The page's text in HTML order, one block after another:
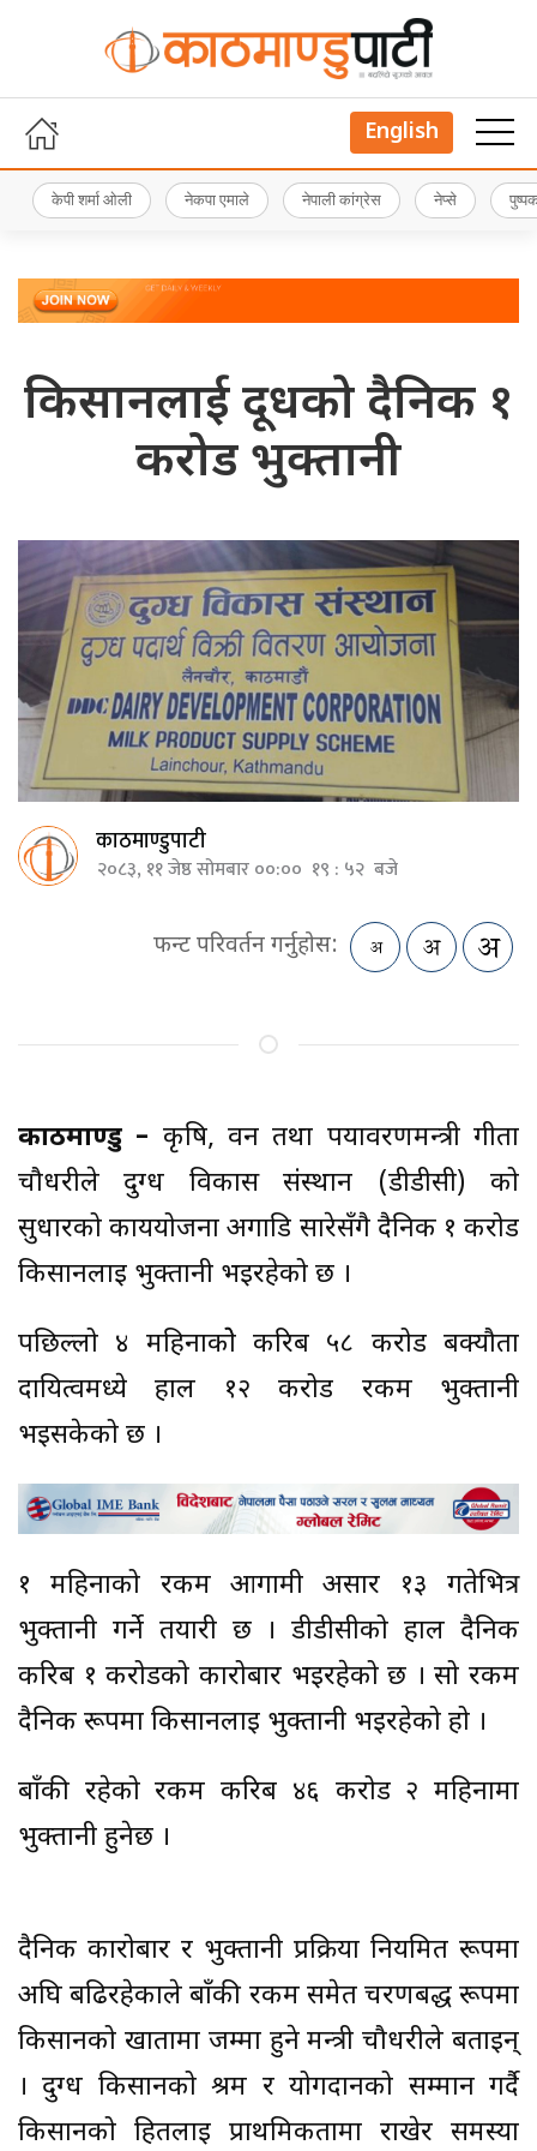
English
केपी शर्मा ओली नेकपा एमाले नेपाली कांग्रेस नेप्से
किसानलाई दूधको दैनिक १
करोड भुक्तानी
काठमाण्डुपाटी
२०८३, ११ जेष्ठ सोमबार ००:०० १९ : ५२ बजे
फन्ट परिवर्तन गर्नुहोस:
काठमाण्डु – कृषि, वन तथा पर्यावरणमन्त्री गीता
चौधरीले दुग्ध विकास संस्थान (डीडीसी) को
सुधारको कार्ययोजना अगाडि सारेसँगै दैनिक १ करोड
किसानलाई भुक्तानी भइरहेको छ ।
पछिल्लो ४ महिनाकोे करिब ५८ करोड बक्यौता
दायित्वमध्ये हाल १२ करोड रकम भुक्तानी
भइसकेको छ ।
१ महिनाको रकम आगामी असार १३ गतेभित्र
भुक्तानी गर्ने तयारी छ । डीडीसीको हाल दैनिक
करिब १ करोडको कारोबार भइरहेको छ । सो रकम
दैनिक रूपमा किसानलाई भुक्तानी भइरहेको हो ।
बाँकी रहेको रकम करिब ४६ करोड २ महिनामा
भुक्तानी हुनेछ ।
दैनिक कारोबार र भुक्तानी प्रक्रिया नियमित रूपमा
अघि बढिरहेकाले बाँकी रकम समेत चरणबद्ध रूपमा
किसानको खातामा जम्मा हुने मन्त्री चौधरीले बताइन्
। दुग्ध किसानको श्रम र योगदानको सम्मान गर्दै
किसानको हितलाई प्राथमिकतामा राखेर समस्या